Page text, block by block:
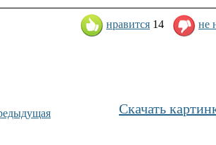
нравится 14 не
Скачать